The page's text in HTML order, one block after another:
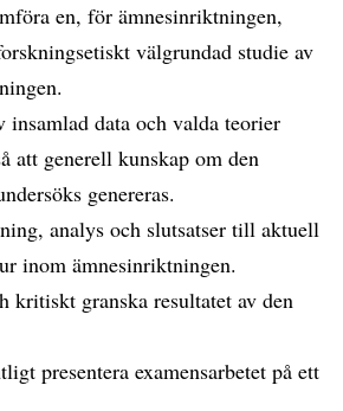
en, för ämnesinriktningen,
välgrundad studie av
insamlad data och valda teorier
att generell kunskap om den
genereras.
analys och slutsatser till aktuell
inom ämnesinriktningen.
kritiskt granska resultatet av den
presentera examensarbetet på ett